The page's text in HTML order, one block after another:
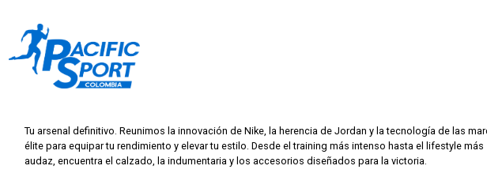
Tu arsenal definitivo. Reunimos la innovación de Nike, la herencia de Jordan y la tecnología de las
élite para equipar tu rendimiento y elevar tu estilo. Desde el training más intenso hasta el lifestyle más
audaz, encuentra el calzado, la indumentaria y los accesorios diseñados para la victoria.